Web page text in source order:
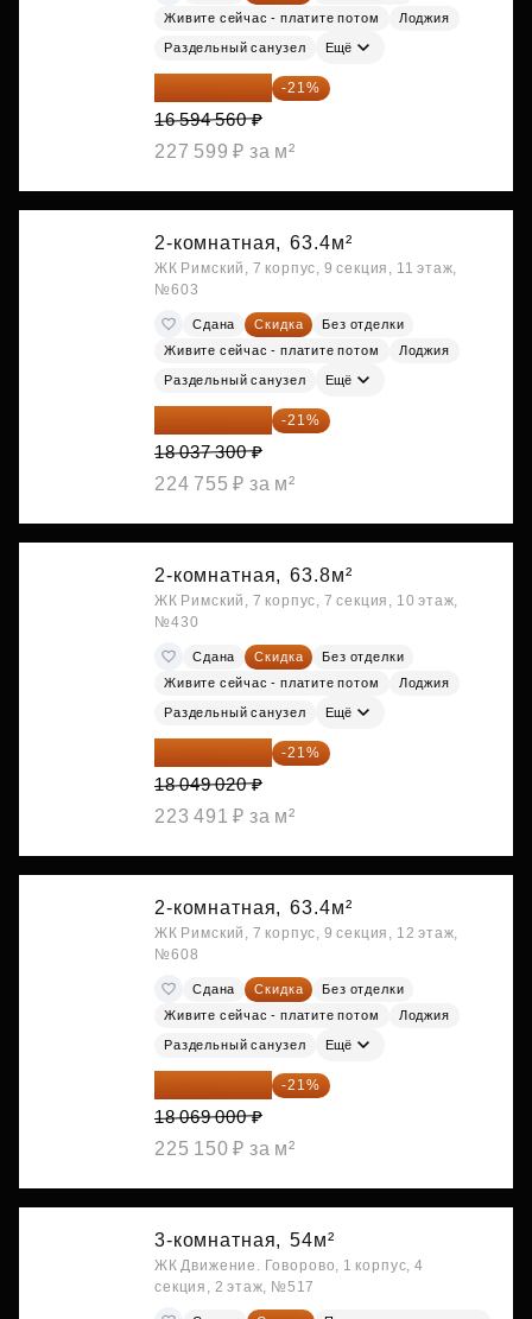
Живите сейчас - платите потом
Лоджия
Раздельный санузел Ещё
13 109 702 ₽ -21%
16 594 560 ₽
227 599 ₽ за м²
2-комнатная, 63.4м²
ЖК Римский, 7 корпус, 9 секция, 11 этаж,
№603
Сдана Скидка
Без отделки
Живите сейчас - платите потом
Лоджия
Раздельный санузел Ещё
14 249 467 ₽ -21%
18 037 300 ₽
224 755 ₽ за м²
2-комнатная, 63.8м²
ЖК Римский, 7 корпус, 7 секция, 10 этаж,
№430
Сдана Скидка
Без отделки
Живите сейчас - платите потом
Лоджия
Раздельный санузел Ещё
14 258 726 ₽ -21%
18 049 020 ₽
223 491 ₽ за м²
2-комнатная, 63.4м²
ЖК Римский, 7 корпус, 9 секция, 12 этаж,
№608
Сдана Скидка
Без отделки
Живите сейчас - платите потом
Лоджия
Раздельный санузел Ещё
14 274 510 ₽ -21%
18 069 000 ₽
225 150 ₽ за м²
3-комнатная, 54м²
ЖК Движение. Говорово, 1 корпус, 4
секция, 2 этаж, №517